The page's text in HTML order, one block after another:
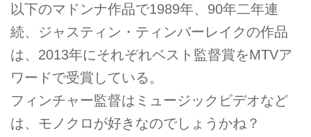
以下のマドンナ作品で1989年、90年二年連
続、ジャスティン・ティンバーレイクの作品
は、2013年にそれぞれベスト監督賞をMTVア
ワードで受賞している。
フィンチャー監督はミュージックビデオなど
は、モノクロが好きなのでしょうかね？